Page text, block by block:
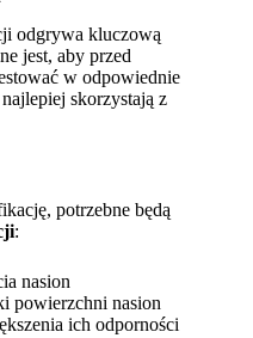
odgrywa kluczową
jest, aby przed
w odpowiednie
skorzystają z
potrzebne będą
:
nasion
powierzchni nasion
ich odporności